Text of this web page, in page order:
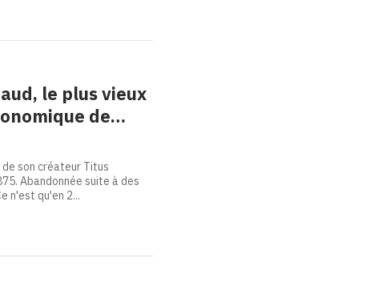
le plus vieux
de
de son créateur Titus
Abandonnée suite à des
n'est qu'en 2...